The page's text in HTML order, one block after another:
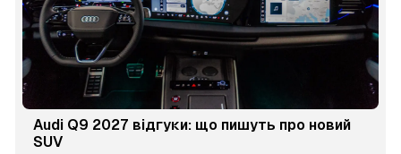
Audi Q9 2027 відгуки: що пишуть про новий
SUV